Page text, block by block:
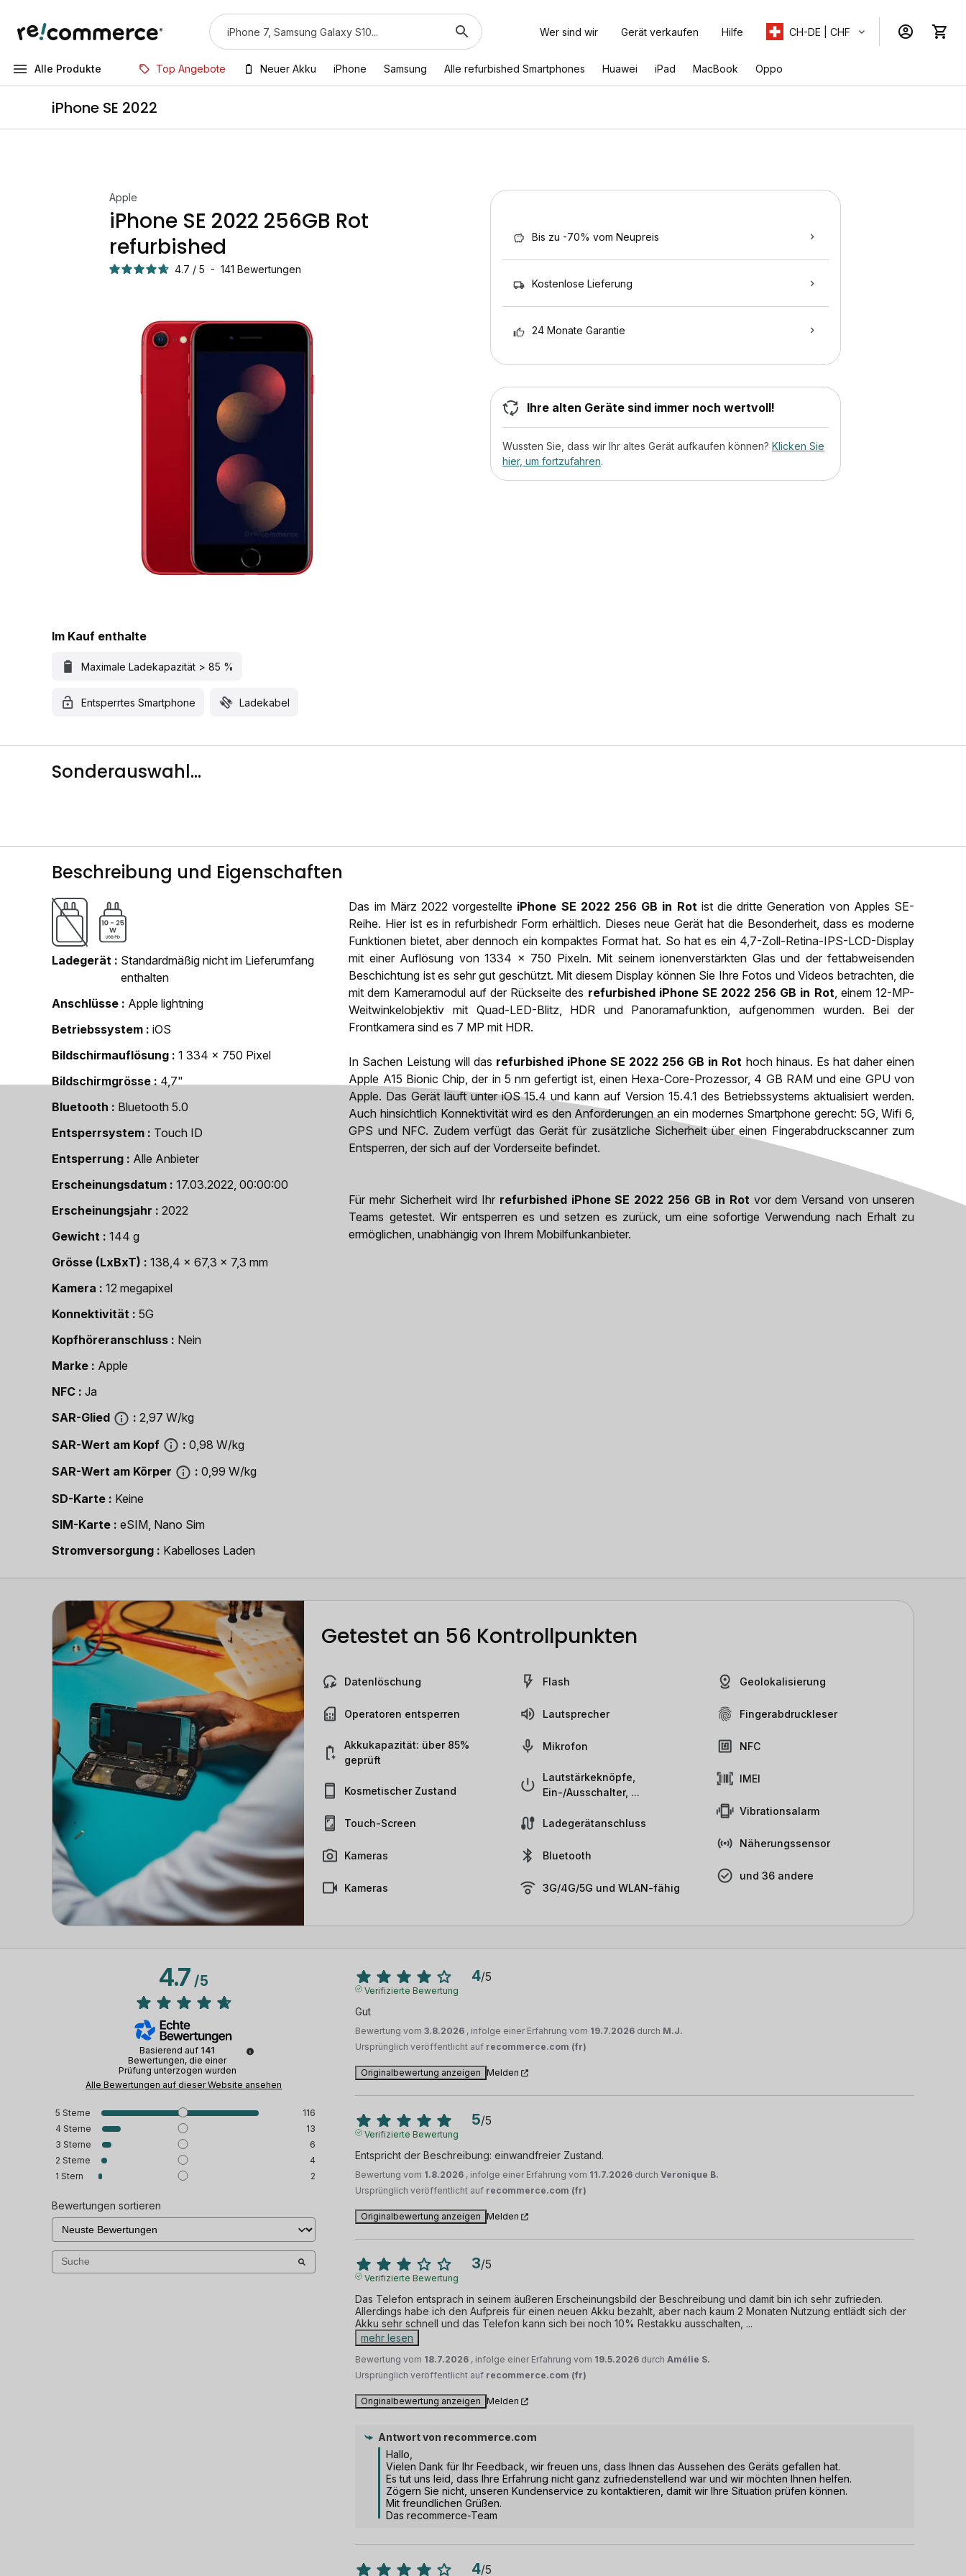
Wer sind wir Gerät verkaufen Hilfe CH-DE | CHF
Alle Produkte Top Angebote Neuer Akku iPhone Samsung Alle refurbished Smartphones Huawei iPad MacBook Oppo
iPhone SE 2022
Apple
iPhone SE 2022 256GB Rot
refurbished
4.7 / 5 - 141 Bewertungen
Im Kauf enthalte
Maximale Ladekapazität > 85 %
Entsperrtes Smartphone Ladekabel
Bis zu -70% vom Neupreis
Kostenlose Lieferung
24 Monate Garantie
Ihre alten Geräte sind immer noch wertvoll!
Wussten Sie, dass wir Ihr altes Gerät aufkaufen können? Klicken Sie
hier, um fortzufahren.
Sonderauswahl...
Beschreibung und Eigenschaften
Ladegerät
Standardmäßig nicht im Lieferumfang
enthalten
Anschlüsse
Apple lightning
Betriebssystem
iOS
Bildschirmauflösung
1 334 x 750 Pixel
Bildschirmgrösse
4,7"
Bluetooth
Bluetooth 5.0
Entsperrsystem
Touch ID
Entsperrung
Alle Anbieter
Erscheinungsdatum
17.03.2022, 00:00:00
Erscheinungsjahr
2022
Gewicht
144 g
Grösse (LxBxT)
138,4 x 67,3 x 7,3 mm
Kamera
12 megapixel
Konnektivität
5G
Kopfhöreranschluss
Nein
Marke
Apple
NFC
Ja
SAR-Glied
2,97 W/kg
SAR-Wert am Kopf
0,98 W/kg
SAR-Wert am Körper
0,99 W/kg
SD-Karte
Keine
SIM-Karte
eSIM, Nano Sim
Strom­versorgung
Kabelloses Laden
Das im März 2022 vorgestellte iPhone SE 2022 256 GB in Rotist die dritte Generation von Apples SE-
Reihe. Hier ist es in refurbishedr Form erhältlich. Dieses neue Gerät hat die Besonderheit, dass es moderne
Funktionen bietet, aber dennoch ein kompaktes Format hat. So hat es ein 4,7-Zoll-Retina-IPS-LCD-Display
mit einer Auflösung von 1334 x 750 Pixeln. Mit seinem ionenverstärkten Glas und der fettabweisenden
Beschichtung ist es sehr gut geschützt. Mit diesem Display können Sie Ihre Fotos und Videos betrachten, die
mit dem Kameramodul auf der Rückseite des refurbished iPhone SE 2022 256 GB in Rot, einem 12-MP-
Weitwinkelobjektiv mit Quad-LED-Blitz, HDR und Panoramafunktion, aufgenommen wurden. Bei der
Frontkamera sind es 7 MP mit HDR.
In Sachen Leistung will das refurbished iPhone SE 2022 256 GB in Rot hoch hinaus. Es hat daher einen
Apple A15 Bionic Chip, der in 5 nm gefertigt ist, einen Hexa-Core-Prozessor, 4 GB RAM und eine GPU von
Apple. Das Gerät läuft unter iOS 15.4 und kann auf Version 15.4.1 des Betriebssystems aktualisiert werden.
Auch hinsichtlich Konnektivität wird es den Anforderungen an ein modernes Smartphone gerecht: 5G, Wifi 6,
GPS und NFC. Zudem verfügt das Gerät für zusätzliche Sicherheit über einen Fingerabdruckscanner zum
Entsperren, der sich auf der Vorderseite befindet.
Für mehr Sicherheit wird Ihr refurbished iPhone SE 2022 256 GB in Rotvor dem Versand von unseren
Teams getestet. Wir entsperren es und setzen es zurück, um eine sofortige Verwendung nach Erhalt zu
ermöglichen, unabhängig von Ihrem Mobilfunkanbieter.
Getestet an 56 Kontrollpunkten
Datenlöschung
Operatoren entsperren
Akkukapazität: über 85%
geprüft
Kosmetischer Zustand
Touch-Screen
Kameras
Kameras
Flash
Lautsprecher
Mikrofon
Lautstärkeknöpfe,
Ein-/Ausschalter, ...
Ladegerätanschluss
Bluetooth
3G/4G/5G und WLAN-fähig
Geolokalisierung
Fingerabdruckleser
NFC
IMEI
Vibrationsalarm
Näherungssensor
und 36 andere
4.7/5
Basierend auf 141
Bewertungen, die einer
Prüfung unterzogen wurden
Alle Bewertungen auf dieser Website ansehen
5 Sterne
116
4 Sterne
13
3 Sterne
6
2 Sterne
4
1 Stern 2
Bewertungen sortieren
4/5
Verifizierte Bewertung
Gut
Bewertung vom3.8.2026 , infolge einer Erfahrung vom 19.7.2026 durch M.J.
Ursprünglich veröffentlicht auf recommerce.com (fr)
Originalbewertung anzeigen Melden
5/5
Verifizierte Bewertung
Entspricht der Beschreibung: einwandfreier Zustand.
Bewertung vom 1.8.2026 , infolge einer Erfahrung vom 11.7.2026 durchVeronique B.
Ursprünglich veröffentlicht auf recommerce.com (fr)
Originalbewertung anzeigen Melden
3/5
Verifizierte Bewertung
Das Telefon entsprach in seinem äußeren Erscheinungsbild der Beschreibung und damit bin ich sehr zufrieden.
Allerdings habe ich den Aufpreis für einen neuen Akku bezahlt, aber nach kaum 2 Monaten Nutzung entlädt sich der
Akku sehr schnell und das Telefon kann sich bei noch 10% Restakku ausschalten, ...
mehr lesen
Bewertung vom 18.7.2026 , infolge einer Erfahrung vom 19.5.2026 durchAmélie S.
Ursprünglich veröffentlicht auf recommerce.com (fr)
Originalbewertung anzeigen Melden
Antwort von recommerce.com
Hallo,
Vielen Dank für Ihr Feedback, wir freuen uns, dass Ihnen das Aussehen des Geräts gefallen hat.
Es tut uns leid, dass Ihre Erfahrung nicht ganz zufriedenstellend war und wir möchten Ihnen helfen.
Zögern Sie nicht, unseren Kundenservice zu kontaktieren, damit wir Ihre Situation prüfen können.
Mit freundlichen Grüßen.
Das recommerce-Team
4/5